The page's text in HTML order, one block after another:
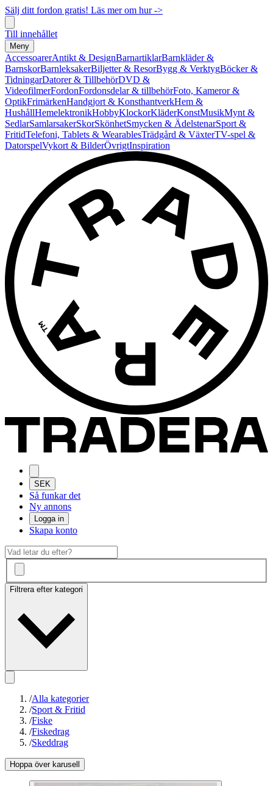
Sälj ditt fordon gratis! Läs mer om hur ->
Till innehållet
Meny
AccessoarerAntikt & DesignBarnartiklarBarnkläder &
BarnskorBarnleksakerBiljetter & ResorBygg & VerktygBöcker &
TidningarDatorer & TillbehörDVD &
VideofilmerFordonFordonsdelar & tillbehörFoto, Kameror &
OptikFrimärkenHandgjort & KonsthantverkHem &
HushållHemelektronikHobbyKlockorKläderKonstMusikMynt &
SedlarSamlarsakerSkorSkönhetSmycken & ÄdelstenarSport &
FritidTelefoni, Tablets & WearablesTrädgård & VäxterTV-spel &
DatorspelVykort & BilderÖvrigtInspiration
SEK
Så funkar det
Ny annons
Logga in
Skapa konto
Filtrera efter kategori
/Alla kategorier
/Sport & Fritid
/Fiske
/Fiskedrag
/Skeddrag
Hoppa över karusell